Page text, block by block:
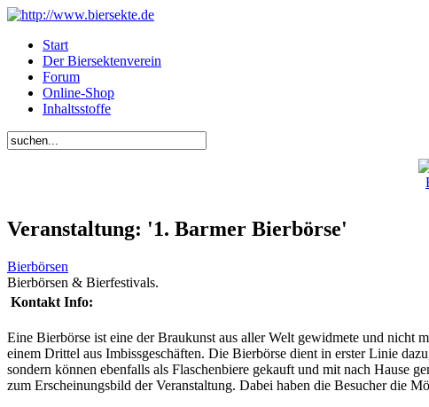
Start
Der Biersektenverein
Forum
Online-Shop
Inhaltsstoffe
Veranstaltung: '1. Barmer Bierbörse'
Bierbörsen
Bierbörsen & Bierfestivals.
Kontakt Info:
Eine Bierbörse ist eine der Braukunst aus aller Welt gewidmete und nicht
einem Drittel aus Imbissgeschäften. Die Bierbörse dient in erster Linie
sondern können ebenfalls als Flaschenbiere gekauft und mit nach Hause
zum Erscheinungsbild der Veranstaltung. Dabei haben die Besucher die